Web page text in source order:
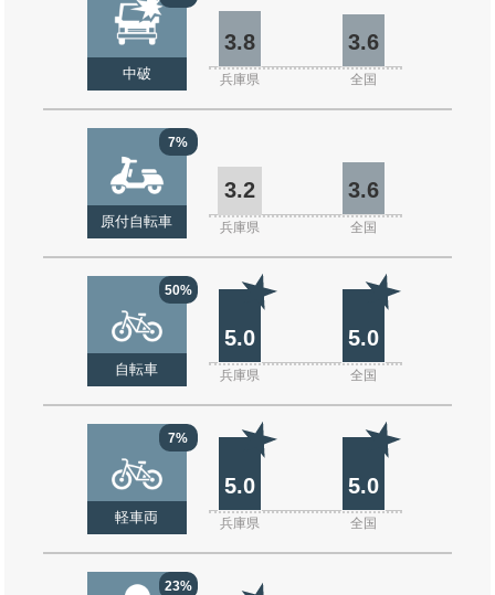
中破
3.8 3.6
兵庫県 全国
7%
原付自転車
3.2 3.6
兵庫県 全国
50%
自転車
5.0 5.0
兵庫県 全国
7%
軽車両
5.0 5.0
兵庫県 全国
23%